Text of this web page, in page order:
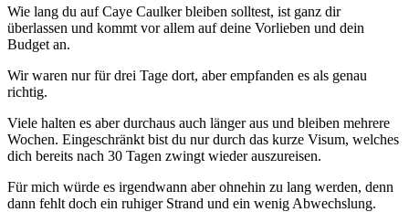
Wie lang du auf Caye Caulker bleiben solltest, ist ganz dir
überlassen und kommt vor allem auf deine Vorlieben und dein
Budget an.
Wir waren nur für drei Tage dort, aber empfanden es als genau
richtig.
Viele halten es aber durchaus auch länger aus und bleiben mehrere
Wochen. Eingeschränkt bist du nur durch das kurze Visum, welches
dich bereits nach 30 Tagen zwingt wieder auszureisen.
Für mich würde es irgendwann aber ohnehin zu lang werden, denn
dann fehlt doch ein ruhiger Strand und ein wenig Abwechslung.